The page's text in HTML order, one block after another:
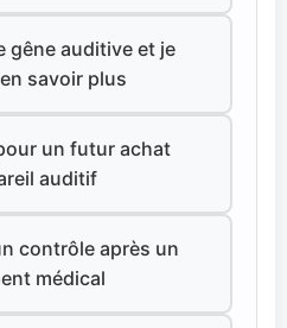
gêne auditive et je
savoir plus
un futur achat
auditif
contrôle après un
médical